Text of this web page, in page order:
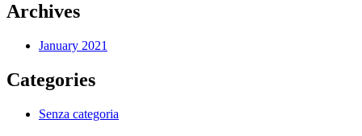
Archives
January 2021
Categories
Senza categoria